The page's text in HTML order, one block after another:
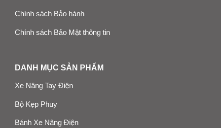
Chính sách Bảo hành
Chính sách Bảo Mật thông tin
DANH MỤC SẢN PHẨM
Xe Nâng Tay Điện
Bộ Kẹp Phuy
Bánh Xe Nâng Điện